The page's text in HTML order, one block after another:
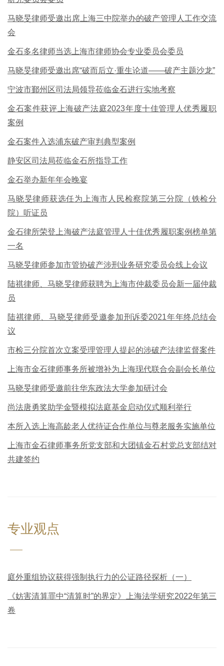
马晓旻律师受邀出席上海三中院举办的破产管理人工作交流
会
金石多名律师当选上海市律师协会专业委员会委员
马晓旻律师受邀出席“破而后立·重生论道——破产主题沙龙”
宁波市鄞州区司法局领导莅临金石进行实地考察
金石案件获评上海破产法庭2023年度十佳管理人优秀履职
案例
金石案件入选浦东破产审判典型案例
静安区司法局莅临金石所指导工作
金石举办新年年会晚宴
马晓旻律师获选任为上海市人民检察院第三分院（铁检分
院）听证员
金石律所荣登上海破产法庭管理人十佳优秀履职案例榜单第
一名
马晓旻律师参加市管协破产涉刑业务研究委员会线上会议
陆祺律师、马晓旻律师获聘为上海市仲裁委员会新一届仲裁
员
陆祺律师、马晓旻律师受邀参加刑诉委2021年年终总结会
议
市检三分院首次立案受理管理人提起的涉破产法律监督案件
上海市金石律师事务所被增补为上海现代联合会副会长单位
马晓旻律师受邀前往华东政法大学参加研讨会
尚法唐勇奖助学金暨模拟法庭基金启动仪式顺利举行
本所入选上海高龄老人优待证合作单位与尊老服务实施单位
上海市金石律师事务所党支部和大团镇金石村党总支部结对
共建签约
专业观点
庭外重组协议获得强制执行力的公证路径探析（一）
《妨害清算罪中“清算时”的界定》上海法学研究2022年第三
卷